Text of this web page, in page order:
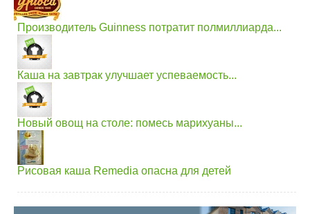
Производитель Guinness потратит полмиллиарда...
Каша на завтрак улучшает успеваемость...
Новый овощ на столе: помесь марихуаны...
Рисовая каша Remedia опасна для детей